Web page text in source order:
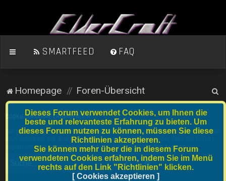
SMARTFEED FAQ
Homepage Foren-Übersicht
u
COOKIE-ANNAHME ERFORDERLICH
Sie müssen die Cookie-Richtlinie von ElderCraft Forum akzeptieren, bevor Sie
sich entweder auf dieser Website registrieren können oder, falls Sie bereits
registriert sind, bevor Sie sich auf der Website anmelden können.
SucheErweiterte Suche
Dieses Forum verwendet Cookies, um Ihnen die
beste und relevanteste Erfahrung zu bieten. Um
dieses Forum nutzen zu können, müssen Sie diese
Richtlinien akzeptieren.
Sie können mehr über die in diesem Forum
verwendeten Cookies erfahren, indem Sie im Menü
rechts auf den Link "Richtlinien" klicken.
[ Cookies akzeptieren ]